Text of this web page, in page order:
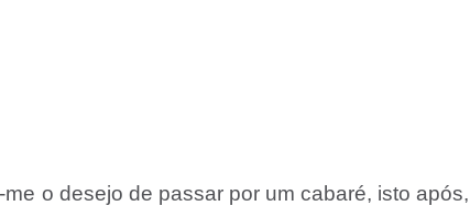
o desejo de passar por um cabaré, isto após,